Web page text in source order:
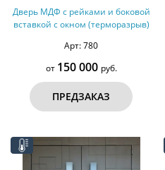
Дверь МДФ с рейками и боковой
вставкой с окном (терморазрыв)
Арт: 780
от 150 000 руб.
ПРЕДЗАКАЗ